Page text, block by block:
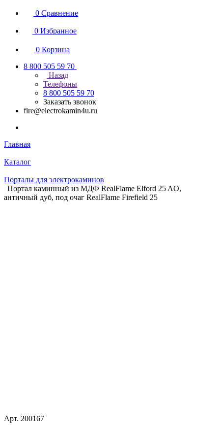
0 Сравнение
0 Избранное
0 Корзина
8 800 505 59 70
Назад
Телефоны
8 800 505 59 70
Заказать звонок
fire@electrokamin4u.ru
Главная
Каталог
Порталы для электрокаминов
Портал каминный из МДФ RealFlame Elford 25 AO,
античный дуб, под очаг RealFlame Firefield 25
Арт. 200167